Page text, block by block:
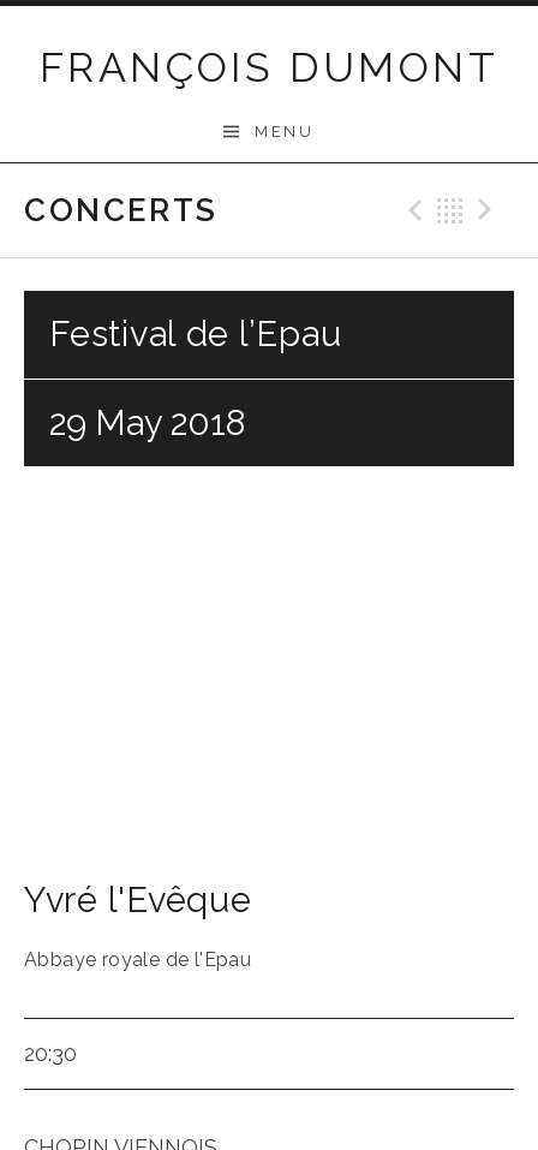
FRANÇOIS DUMONT
MENU
CONCERTS
Festival de l’Epau
29 May 2018
Yvré l'Evêque
Abbaye royale de l'Epau
20:30